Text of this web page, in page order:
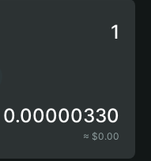
0.00000330
≈ $0.00